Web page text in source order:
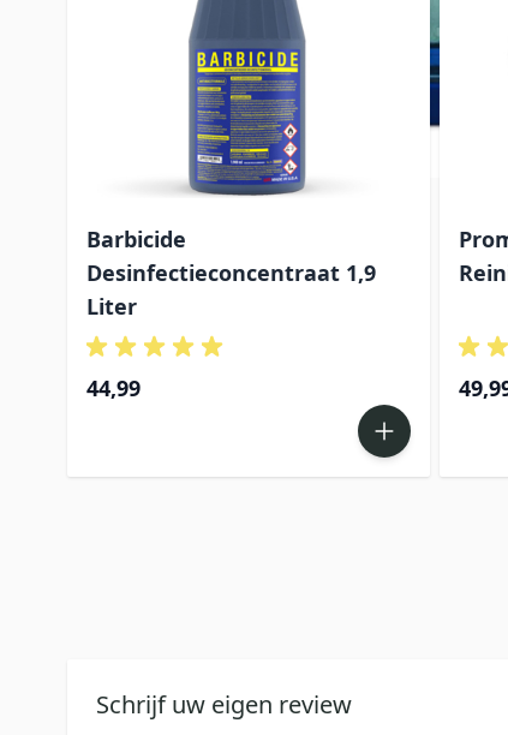
Barbicide
Desinfectieconcentraat 1,9
Liter
44,99
Schrijf uw eigen review